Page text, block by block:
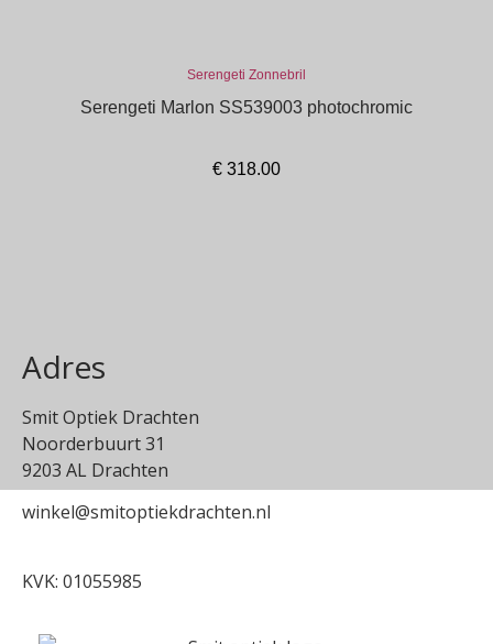
Serengeti Zonnebril
Serengeti Marlon SS539003 photochromic
€ 318.00
Adres
Smit Optiek Drachten
Noorderbuurt 31
9203 AL Drachten
winkel@smitoptiekdrachten.nl
KVK: 01055985